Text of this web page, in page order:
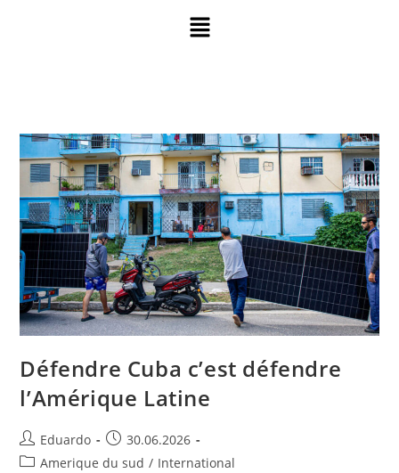
Défendre Cuba c’est défendre
l’Amérique Latine
Eduardo
30.06.2026
Amerique du sud / International